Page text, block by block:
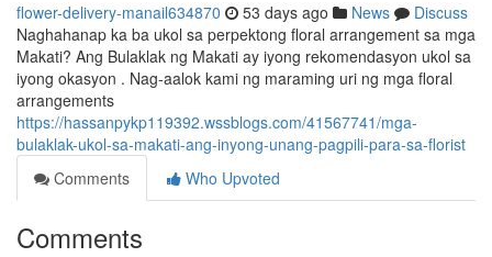
flower-delivery-manail634870 53 days ago News
Discuss
Naghahanap ka ba ukol sa perpektong floral arrangement sa mga
Makati? Ang Bulaklak ng Makati ay iyong rekomendasyon ukol sa
iyong okasyon . Nag-aalok kami ng maraming uri ng mga floral
arrangements
https://hassanpykp119392.wssblogs.com/41567741/mga-
bulaklak-ukol-sa-makati-ang-inyong-unang-pagpili-para-sa-florist
Comments
Who Upvoted
Comments